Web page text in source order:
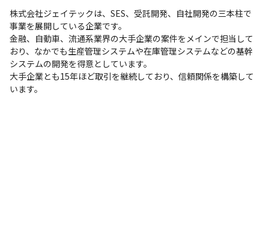
株式会社ジェイテックは、SES、受託開発、自社開発の三本柱で
事業を展開している企業です。
金融、自動車、流通系業界の大手企業の案件をメインで担当して
おり、なかでも生産管理システムや在庫管理システムなどの基幹
システムの開発を得意としています。
大手企業とも15年ほど取引を継続しており、信頼関係を構築して
います。